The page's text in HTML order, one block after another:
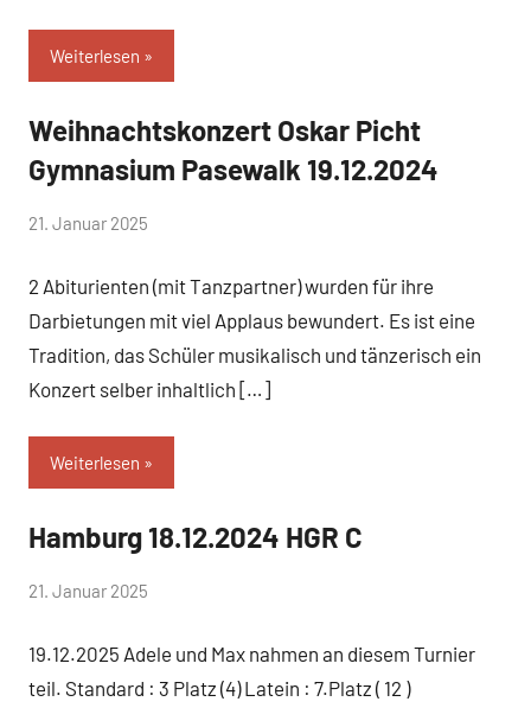
Weiterlesen
Uncategorized
Weihnachtskonzert Oskar Picht
Gymnasium Pasewalk 19.12.2024
von
Schwarz-
Stollhoff
21. Januar 2025
2 Abiturienten (mit Tanzpartner) wurden für ihre
Darbietungen mit viel Applaus bewundert. Es ist eine
Tradition, das Schüler musikalisch und tänzerisch ein
Konzert selber inhaltlich […]
Weiterlesen
Uncategorized
Hamburg 18.12.2024 HGR C
von
Schwarz-
Stollhoff
21. Januar 2025
19.12.2025 Adele und Max nahmen an diesem Turnier
teil. Standard : 3 Platz (4) Latein : 7.Platz ( 12 )